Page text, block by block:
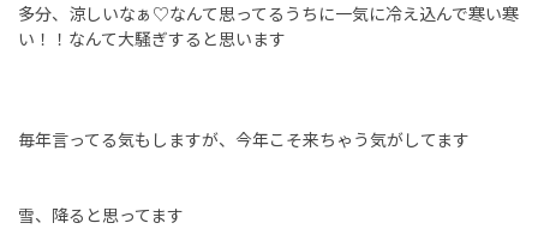
多分、涼しいなぁ♡なんて思ってるうちに一気に冷え込んで寒い寒
い！！なんて大騒ぎすると思います
毎年言ってる気もしますが、今年こそ来ちゃう気がしてます
雪、降ると思ってます